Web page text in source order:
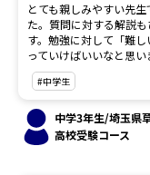
とても親しみやすい先
た。質問に対する解説
す。勉強に対して「難
っていけばいいなと思い
#中学生
中学3年生/埼玉県
高校受験コース